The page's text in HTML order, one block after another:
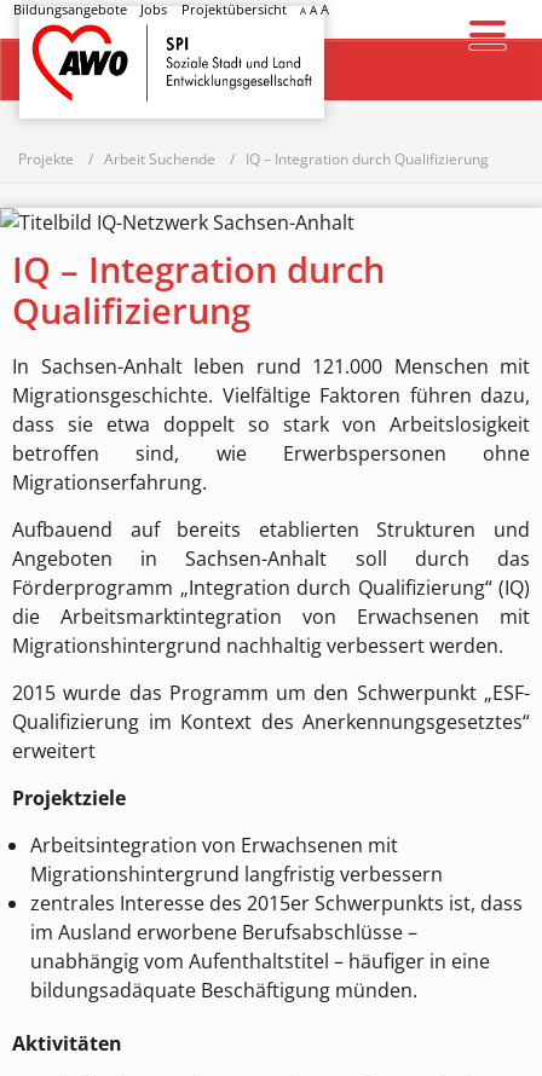
Bildungsangebote Jobs Projektübersicht A AA
Startseite
Projekte Arbeit Suchende IQ – Integration durch Qualifizierung
IQ – Integration durch
Qualifizierung
In Sachsen-Anhalt leben rund 121.000 Menschen mit
Migrationsgeschichte. Vielfältige Faktoren führen dazu,
dass sie etwa doppelt so stark von Arbeitslosigkeit
betroffen sind, wie Erwerbspersonen ohne
Migrationserfahrung.
Aufbauend auf bereits etablierten Strukturen und
Angeboten in Sachsen-Anhalt soll durch das
Förderprogramm „Integration durch Qualifizierung“ (IQ)
die Arbeitsmarktintegration von Erwachsenen mit
Migrationshintergrund nachhaltig verbessert werden.
2015 wurde das Programm um den Schwerpunkt „ESF-
Qualifizierung im Kontext des Anerkennungsgesetztes“
erweitert
Projektziele
Arbeitsintegration von Erwachsenen mit
Migrationshintergrund langfristig verbessern
zentrales Interesse des 2015er Schwerpunkts ist, dass
im Ausland erworbene Berufsabschlüsse –
unabhängig vom Aufenthaltstitel – häufiger in eine
bildungsadäquate Beschäftigung münden.
Aktivitäten